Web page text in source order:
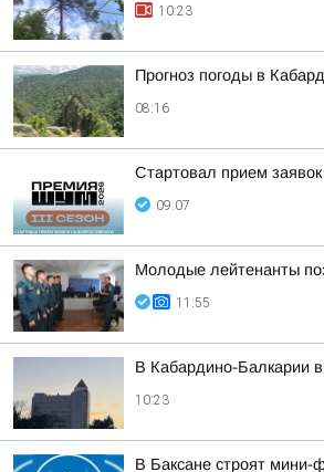
10:23
Прогноз погоды в
08:16
Стартовал прием
09:07
Молодые лейтенанты
11:55
В Кабардино-Балкарии
10:23
В Баксане строят